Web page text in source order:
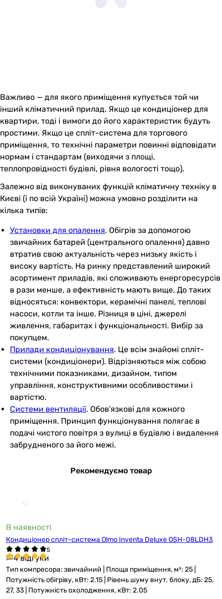
Важливо — для якого приміщення купується той чи
інший кліматичний прилад. Якщо це кондиціонер для
квартири, тоді і вимоги до його характеристик будуть
простими. Якщо це спліт-система для торгового
приміщення, то технічні параметри повинні відповідати
нормам і стандартам (виходячи з площі,
теплопровідності будівлі, рівня вологості тощо).
Залежно від виконуваних функцій кліматичну техніку в
Києві (і по всій Україні) можна умовно розділити на
кілька типів:
Установки для опалення. Обігрів за допомогою
звичайних батарей (центрального опалення) давно
втратив свою актуальність через низьку якість і
високу вартість. На ринку представлений широкий
асортимент приладів, які споживають енергоресурсів
в рази менше, а ефективність мають вище. До таких
відносяться: конвектори, керамічні панелі, теплові
насоси, котли та інше. Різниця в ціні, джерелі
живлення, габаритах і функціональності. Вибір за
покупцем.
Прилади кондиціонування. Це всім знайомі спліт-
системи (кондиціонери). Відрізняються між собою
технічними показниками, дизайном, типом
управління, конструктивними особливостями і
вартістю.
Системи вентиляції. Обов'язкові для кожного
приміщення. Принцип функціонування полягає в
подачі чистого повітря з вулиці в будівлю і видалення
забрудненого за його межі.
Рекомендуємо товар
В наявності
Кондиціонер спліт-система Olmo Inventa Deluxe OSH-08LDH3
4 відгуки
Тип компресора: звичайний | Площа приміщення, м²: 25 |
Потужність обігріву, кВт: 2.15 | Рівень шуму внут. блоку, дБ: 25,
27, 33 | Потужність охолодження, кВт: 2.05